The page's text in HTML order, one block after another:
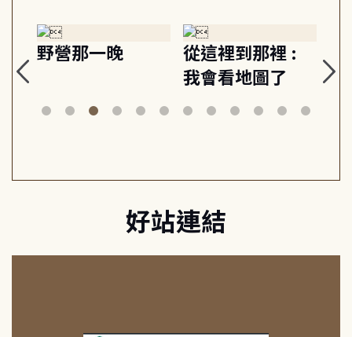
野營那一晚
從這裡到那裡 :
我會看地圖了
美
好站連結